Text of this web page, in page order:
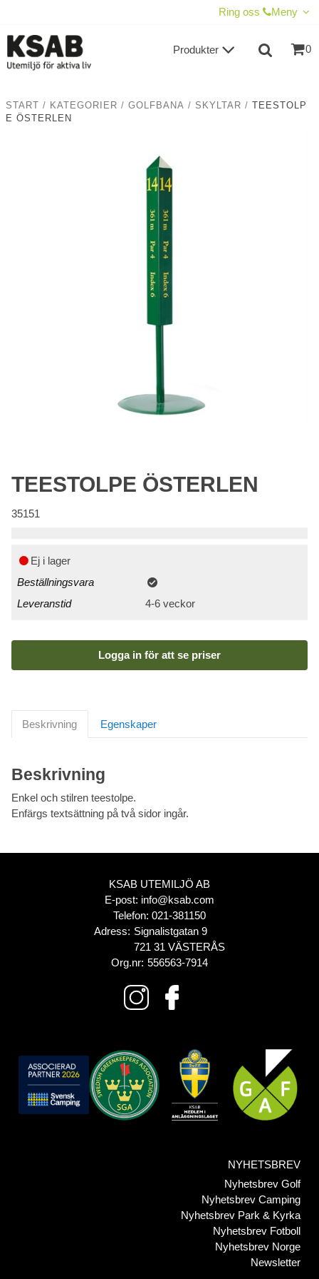
Ring oss Meny
0
Produkter
START / KATEGORIER / GOLFBANA / SKYLTAR /
TEESTOLP
E ÖSTERLEN
TEESTOLPE ÖSTERLEN
35151
Ej i lager
Beställningsvara
Leveranstid
4-6 veckor
Logga in för att se priser
Beskrivning Egenskaper
Beskrivning
Enkel och stilren teestolpe.
Enfärgs textsättning på två sidor ingår.
KSAB UTEMILJÖ AB
E-post: info@ksab.com
Telefon: 021-381150
Adress: Signalistgatan 9
721 31 VÄSTERÅS
Org.nr: 556563-7914
NYHETSBREV
Nyhetsbrev Golf
Nyhetsbrev Camping
Nyhetsbrev Park & Kyrka
Nyhetsbrev Fotboll
Nyhetsbrev Norge
Newsletter
TILL KASSAN